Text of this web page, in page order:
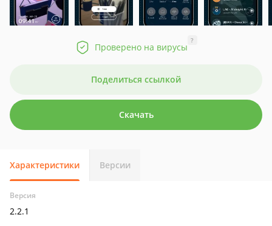
Проверено на вирусы
?
Поделиться ссылкой
Скачать
Характеристики Версии
Версия
2.2.1